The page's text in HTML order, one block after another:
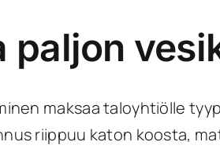
paljon
maksaa taloyhtiölle
riippuu katon koosta,